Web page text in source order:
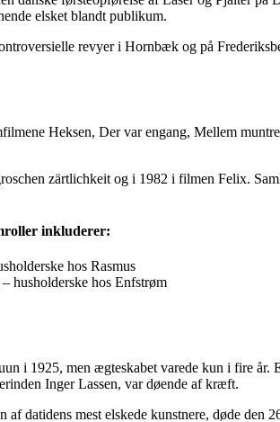
elsket blandt publikum.
revyer i Hornbæk og på
Heksen, Der var engang, Mellem
zärtlichkeit og i 1982 i filmen Felix.
inkluderer:
hos Rasmus
husholderske hos Enfstrøm
i 1925, men ægteskabet varede kun i fire
Inger Lassen, var døende af kræft.
af datidens mest elskede kunstnere, døde